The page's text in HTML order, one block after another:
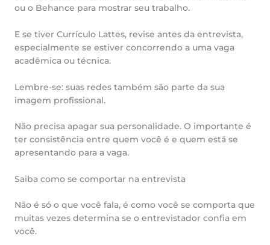
ou o Behance para mostrar seu trabalho.
E se tiver Currículo Lattes, revise antes da entrevista,
especialmente se estiver concorrendo a uma vaga
acadêmica ou técnica.
Lembre-se: suas redes também são parte da sua
imagem profissional.
Não precisa apagar sua personalidade. O importante é
ter consistência entre quem você é e quem está se
apresentando para a vaga.
Saiba como se comportar na entrevista
Não é só o que você fala, é como você se comporta que
muitas vezes determina se o entrevistador confia em
você.